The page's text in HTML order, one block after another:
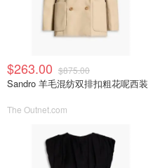
$263.00 $875.00
Sandro 羊毛混纺双排扣粗花呢西装
The Outnet.com